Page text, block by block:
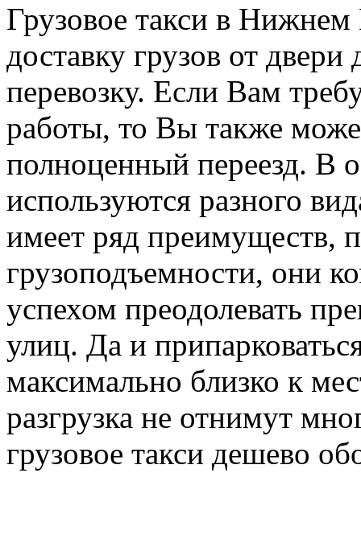
Грузовое такси в Нижнем
доставку грузов от
перевозку. Если Вам
работы, то Вы также
полноценный переезд. В
используются разного
имеет ряд преимуществ,
грузоподъемности, они
успехом преодолевать
улиц. Да и
максимально близко к
разгрузка не отнимут
грузовое такси дешево